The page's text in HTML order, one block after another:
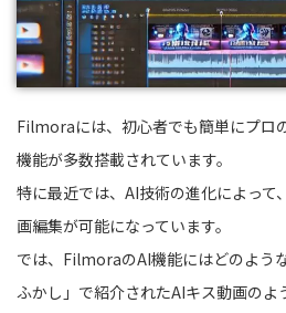
Filmoraには、初心者でも簡単にプロ
機能が多数搭載されています。
特に最近では、AI技術の進化によって
画編集が可能になっています。
では、FilmoraのAI機能にはどのよう
ふかし」で紹介されたAIキス動画の